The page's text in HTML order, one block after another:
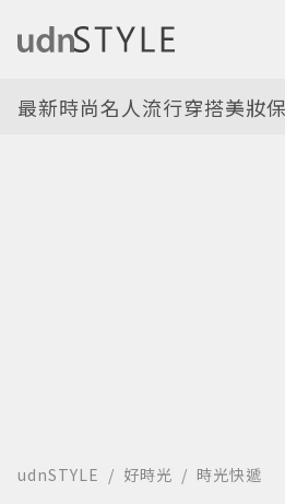
最新時尚名人流行穿搭美妝
udnSTYLE 好時光 時光快遞